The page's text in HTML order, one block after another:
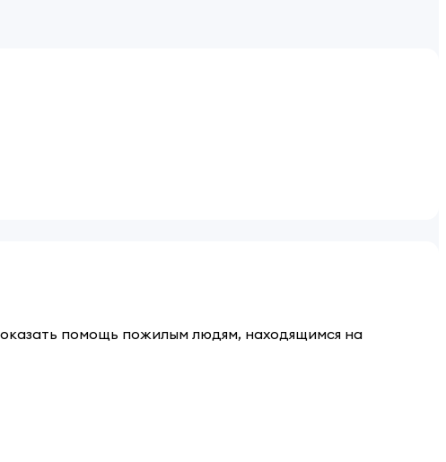
помощь пожилым людям, находящимся на